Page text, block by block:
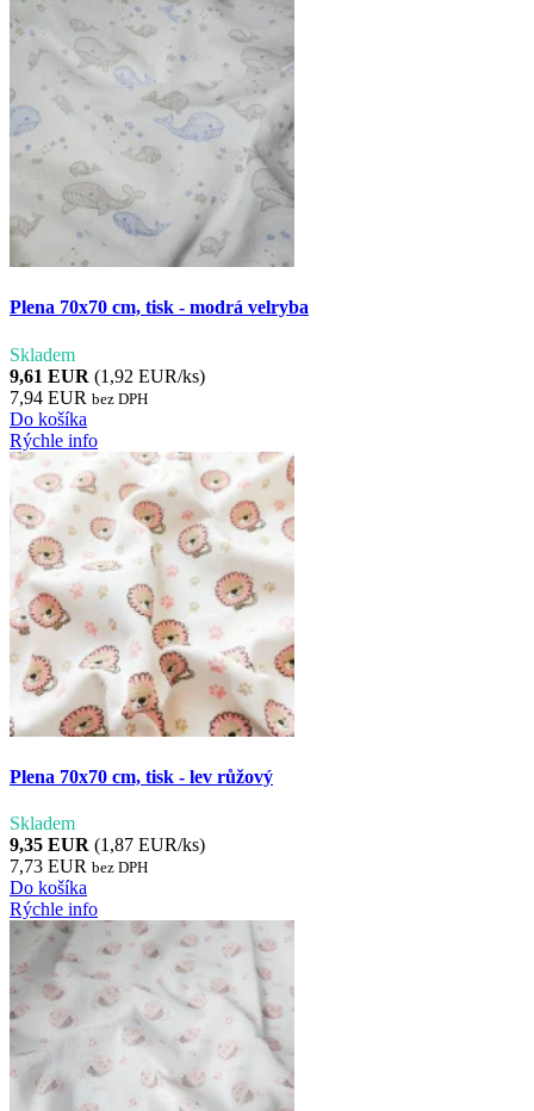
Plena 70x70 cm, tisk - modrá velryba
Skladem
9,61 EUR (1,92 EUR/ks)
7,94 EUR bez DPH
Do košíka
Rýchle info
Plena 70x70 cm, tisk - lev růžový
Skladem
9,35 EUR (1,87 EUR/ks)
7,73 EUR bez DPH
Do košíka
Rýchle info